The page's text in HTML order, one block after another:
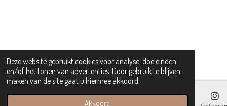
Deze website gebruikt cookies voor analyse-doeleinden
en/of het tonen van advertenties. Door gebruik te blijven
maken van de site gaat u hiermee akkoord.
Akkoord